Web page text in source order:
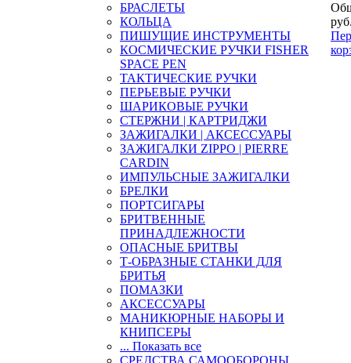
БРАСЛЕТЫ
КОЛЬЦА
ПИШУЩИЕ ИНСТРУМЕНТЫ
КОСМИЧЕСКИЕ РУЧКИ FISHER
SPACE PEN
ТАКТИЧЕСКИЕ РУЧКИ
ПЕРЬЕВЫЕ РУЧКИ
ШАРИКОВЫЕ РУЧКИ
СТЕРЖНИ | КАРТРИДЖИ
ЗАЖИГАЛКИ | АКСЕССУАРЫ
ЗАЖИГАЛКИ ZIPPO | PIERRE
CARDIN
ИМПУЛЬСНЫЕ ЗАЖИГАЛКИ
БРЕЛКИ
ПОРТСИГАРЫ
БРИТВЕННЫЕ
ПРИНАДЛЕЖНОСТИ
ОПАСНЫЕ БРИТВЫ
Т-ОБРАЗНЫЕ СТАНКИ ДЛЯ
БРИТЬЯ
ПОМАЗКИ
АКСЕССУАРЫ
МАНИКЮРНЫЕ НАБОРЫ И
КНИПСЕРЫ
... Показать все
СРЕДСТВА САМООБОРОНЫ